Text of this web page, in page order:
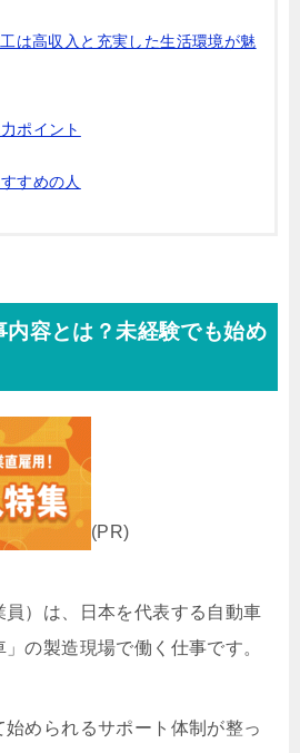
は高収入と充実した生活環境が魅
ポイント
すめの人
内容とは？未経験でも始め
(PR)
員）は、日本を代表する自動車
の製造現場で働く仕事です。
められるサポート体制が整っ